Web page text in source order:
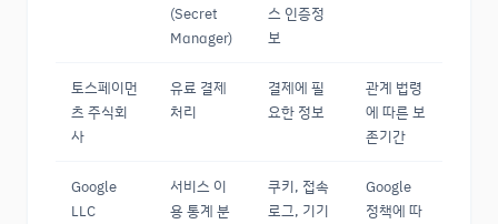
(Secret
Manager)
스 인증정
보
토스페이먼
츠 주식회
사
유료 결제
처리
결제에 필
요한 정보
관계 법령
에 따른 보
존기간
Google
LLC
서비스 이
용 통계 분
쿠키, 접속
로그, 기기
Google
정책에 따